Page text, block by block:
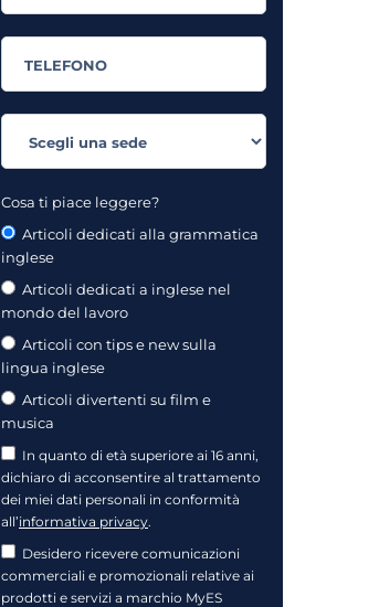
Cosa ti piace leggere?
Articoli dedicati alla grammatica
inglese
Articoli dedicati a inglese nel
mondo del lavoro
Articoli con tips e new sulla
lingua inglese
Articoli divertenti su film e
musica
In quanto di età superiore ai 16 anni,
dichiaro di acconsentire al trattamento
dei miei dati personali in conformità
all’informativa privacy.
Desidero ricevere comunicazioni
commerciali e promozionali relative ai
prodotti e servizi a marchio MyES